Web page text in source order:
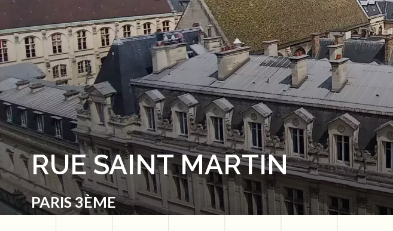
RUE SAINT MARTIN
PARIS 3ÈME